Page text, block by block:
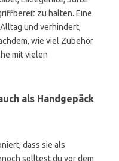
zu halten. Eine
und verhindert,
wie viel Zubehör
mit vielen
als Handgepäck
dass sie als
solltest du vor dem